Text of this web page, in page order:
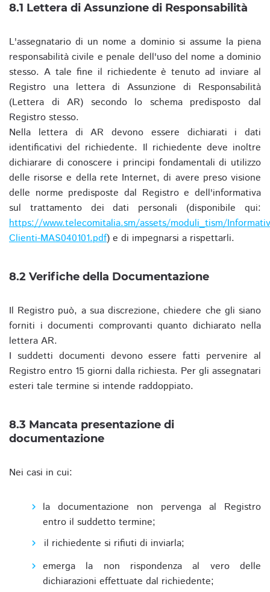
8.1 Lettera di Assunzione di Responsabilità
L'assegnatario di un nome a dominio si assume la piena
responsabilità civile e penale dell'uso del nome a dominio
stesso. A tale fine il richiedente è tenuto ad inviare al
Registro una lettera di Assunzione di Responsabilità
(Lettera di AR) secondo lo schema predisposto dal
Registro stesso.
Nella lettera di AR devono essere dichiarati i dati
identificativi del richiedente. Il richiedente deve inoltre
dichiarare di conoscere i principi fondamentali di utilizzo
delle risorse e della rete Internet, di avere preso visione
delle norme predisposte dal Registro e dell'informativa
sul trattamento dei dati personali (disponibile qui:
https://www.telecomitalia.sm/assets/moduli_tism/
Clienti-MAS040101.pdf) e di impegnarsi a rispettarli.
8.2 Verifiche della Documentazione
Il Registro può, a sua discrezione, chiedere che gli siano
forniti i documenti comprovanti quanto dichiarato nella
lettera AR.
I suddetti documenti devono essere fatti pervenire al
Registro entro 15 giorni dalla richiesta. Per gli assegnatari
esteri tale termine si intende raddoppiato.
8.3 Mancata presentazione di
documentazione
Nei casi in cui:
la documentazione non pervenga al Registro
entro il suddetto termine;
il richiedente si rifiuti di inviarla;
emerga la non rispondenza al vero delle
dichiarazioni effettuate dal richiedente;